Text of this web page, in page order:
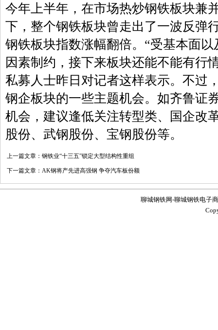
今年上半年，在市场热炒钢铁板块兼
下，整个钢铁板块曾走出了一波反弹
钢铁板块指数涨幅翻倍。“受基本面
因素制约，接下来板块还能不能有行
私募人士昨日对记者这样表示。不过
钢企板块的一些主题机会。如齐鲁证
机会，建议逢低关注转型类、国企改
股份、武钢股份、宝钢股份等。
上一篇文章： 钢铁业“十三五”锁定大型结构性重组
下一篇文章： AK钢将产先进高强钢 争夺汽车板份额
聊城钢铁网-聊城钢铁电子